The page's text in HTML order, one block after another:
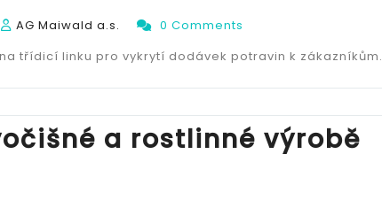
AG Maiwald a.s.
0 Comments
třídicí linku pro vykrytí dodávek potravin k zákazníkům.
a rostlinné výrobě